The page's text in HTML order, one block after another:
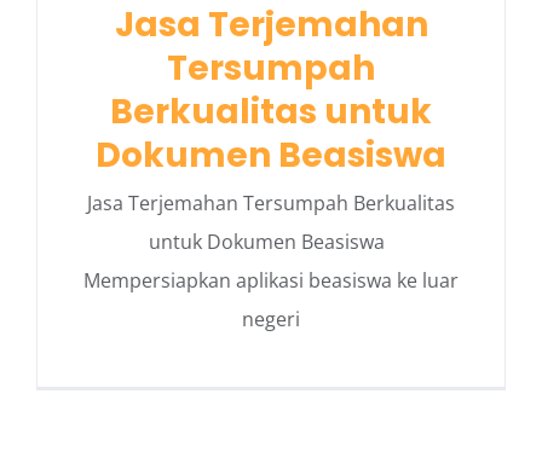
Jasa Terjemahan
Tersumpah
Berkualitas untuk
Dokumen Beasiswa
Jasa Terjemahan Tersumpah Berkualitas
untuk Dokumen Beasiswa
Mempersiapkan aplikasi beasiswa ke luar
negeri